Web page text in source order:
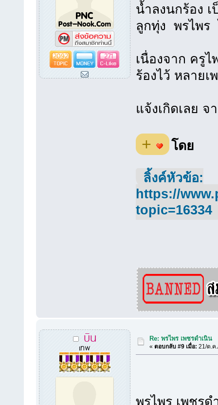
2092 271
น้ำลงนกร้อง
ลูกทุ่ง พรไพร
เนื่องจาก ครู
ร้องไว้ หลาย
แจ้งเกิดเลย
+ โดย
ลิ้งค์หัวข้อ:
https://
topic=16334
บิน
เทพ
Re: พรไพร เพชรดำเนิน
«ตอบกลับ #9 เมื่อ: 21/ต.ค
พรไพร เพชร